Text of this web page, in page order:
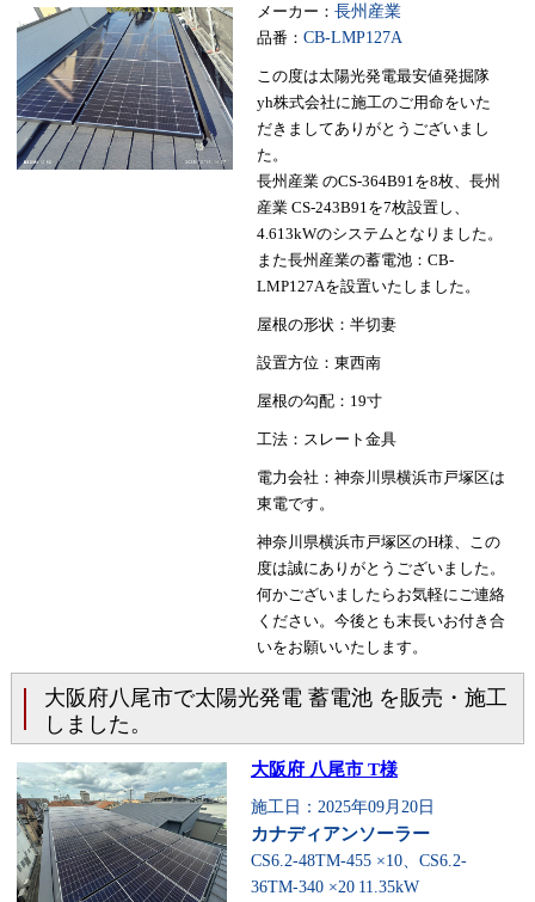
メーカー： 長州産業
品番： CB-LMP127A
この度は太陽光発電最安値発掘隊
yh株式会社に施工のご用命をいた
だきましてありがとうございまし
た。
長州産業 のCS-364B91を8枚、長州
産業 CS-243B91を7枚設置し、
4.613kWのシステムとなりました。
また長州産業の蓄電池：CB-
LMP127Aを設置いたしました。
屋根の形状：半切妻
設置方位：東西南
屋根の勾配：19寸
工法：スレート金具
電力会社：神奈川県横浜市戸塚区は
東電です。
神奈川県横浜市戸塚区のH様、この
度は誠にありがとうございました。
何かございましたらお気軽にご連絡
ください。今後とも末長いお付き合
いをお願いいたします。
大阪府八尾市で太陽光発電 蓄電池 を販売・施工
しました。
大阪府 八尾市 T様
施工日：2025年09月20日
カナディアンソーラー
CS6.2-48TM-455 ×10、CS6.2-
36TM-340 ×20 11.35kW